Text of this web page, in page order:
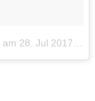
am 28. Jul 2017 um 8:37 Uhr